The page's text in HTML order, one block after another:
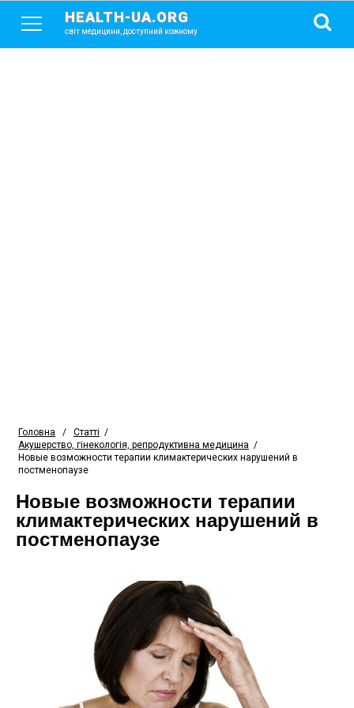
HEALTH-UA.ORG
світ медицини, доступний кожному
Головна / Статті /
Акушерство, гінекологія, репродуктивна медицина /
Новые возможности терапии климактерических нарушений в
постменопаузе
Новые возможности терапии
климактерических нарушений в
постменопаузе